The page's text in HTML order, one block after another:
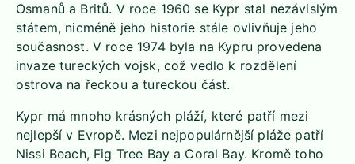
Osmanů a Britů. V roce 1960 se Kypr stal nezávislým
státem, nicméně jeho historie stále ovlivňuje jeho
současnost. V roce 1974 byla na Kypru provedena
invaze tureckých vojsk, což vedlo k rozdělení
ostrova na řeckou a tureckou část.
Kypr má mnoho krásných pláží, které patří mezi
nejlepší v Evropě. Mezi nejpopulárnější pláže patří
Nissi Beach, Fig Tree Bay a Coral Bay. Kromě toho